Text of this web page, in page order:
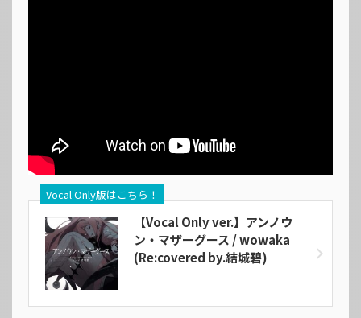
【Vocal Only ver.】アンノウ
ン・マザーグース / wowaka
(Re:covered by.結城碧)
Vocal Only版はこちら！